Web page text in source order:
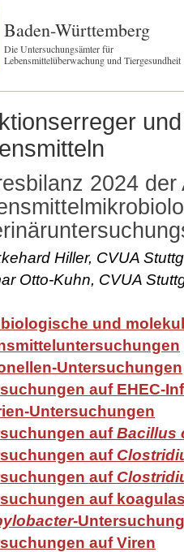
Baden-Württemberg
Die Untersuchungsämter für
Lebensmittelüberwachung und Tiergesundheit
2024 der
Hiller, CVUA
Otto-Kuhn, CVUA
und
Untersuchungen
auf EHEC-
Untersuchungen
aufBacillus
auf
auf
auf
-
auf Viren